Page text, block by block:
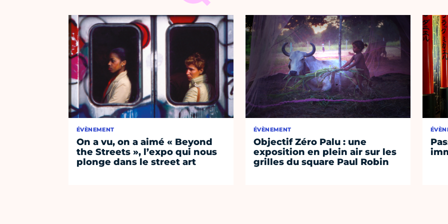
ÉVÈNEMENT
On a vu, on a aimé « Beyond
the Streets », l’expo qui nous
plonge dans le street art
ÉVÈNEMENT
Objectif Zéro Palu : une
exposition en plein air sur les
grilles du square Paul Robin